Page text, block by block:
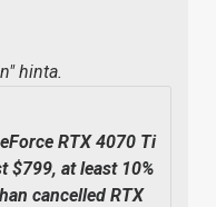
hinta.
RTX 4070 Ti
$799, at least 10%
cancelled RTX